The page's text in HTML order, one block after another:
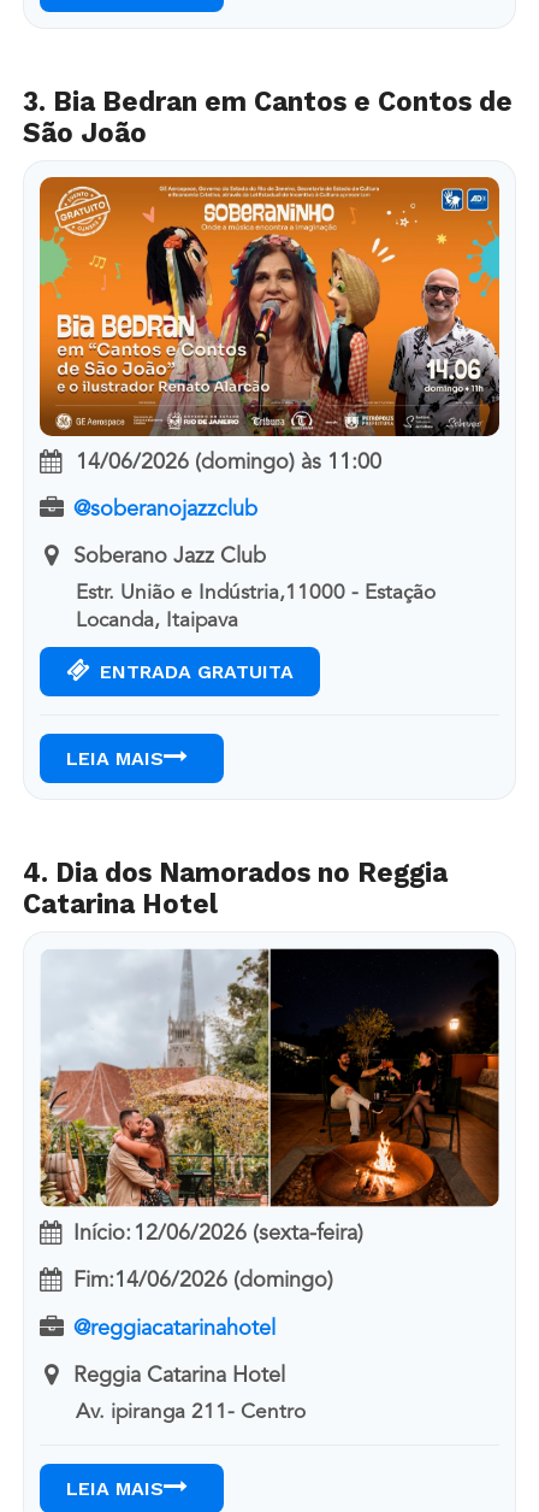
3. Bia Bedran em Cantos e Contos de
São João
14/06/2026 (domingo) às 11:00
@soberanojazzclub
Soberano Jazz Club
Estr. União e Indústria,11000 - Estação
Locanda, Itaipava
ENTRADA GRATUITA
LEIA MAIS
4. Dia dos Namorados no Reggia
Catarina Hotel
Início: 12/06/2026 (sexta-feira)
Fim:14/06/2026 (domingo)
@reggiacatarinahotel
Reggia Catarina Hotel
Av. ipiranga 211- Centro
LEIA MAIS